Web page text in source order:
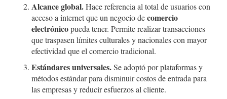
Alcance global.Hace referencia al total de usuarios con
acceso a internet que un negocio decomercio
electrónicopueda tener. Permite realizar transacciones
que traspasen límites culturales y nacionales con mayor
efectividad que el comercio tradicional.
Estándares universales.Se adoptó por plataformas y
métodos estándar para disminuir costos de entrada para
las empresas y reducir esfuerzos al cliente.